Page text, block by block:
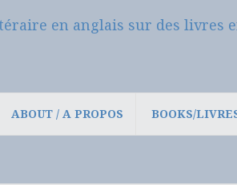
en anglais sur des livres
ABOUT / A PROPOS BOOKS/